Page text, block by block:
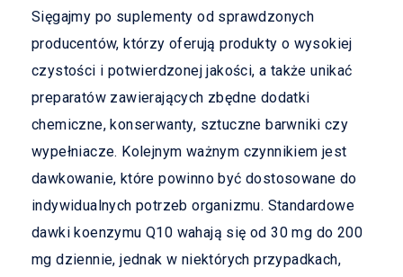
Sięgajmy po suplementy od sprawdzonych
producentów, którzy oferują produkty o wysokiej
czystości i potwierdzonej jakości, a także unikać
preparatów zawierających zbędne dodatki
chemiczne, konserwanty, sztuczne barwniki czy
wypełniacze. Kolejnym ważnym czynnikiem jest
dawkowanie, które powinno być dostosowane do
indywidualnych potrzeb organizmu. Standardowe
dawki koenzymu Q10 wahają się od 30 mg do 200
mg dziennie, jednak w niektórych przypadkach,